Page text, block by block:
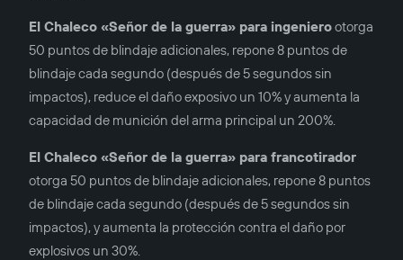
El Chaleco «Señor de la guerra» para ingenierootorga
50 puntos de blindaje adicionales, repone 8 puntos de
blindaje cada segundo (después de 5 segundos sin
impactos), reduce el daño exposivo un 10% y aumenta la
capacidad de munición del arma principal un 200%.
El Chaleco «Señor de la guerra» para francotirador
otorga 50 puntos de blindaje adicionales, repone 8 puntos
de blindaje cada segundo (después de 5 segundos sin
impactos), y aumenta la protección contra el daño por
explosivos un 30%.